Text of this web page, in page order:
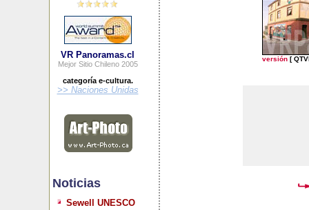
VR Panoramas.cl
Mejor Sitio Chileno 2005
categoría e-cultura.
>> Naciones Unidas
Noticias
Sewell UNESCO
versión [